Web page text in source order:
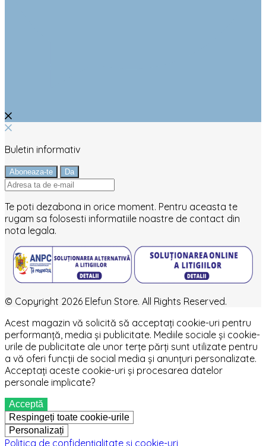
Buletin informativ
Te poti dezabona in orice moment. Pentru aceasta te
rugam sa folosesti informatiile noastre de contact din
nota legala.
© Copyright 2026 Elefun Store. All Rights Reserved.
Acest magazin vă solicită să acceptați cookie-uri pentru
performanță, media și publicitate. Mediile sociale și cookie-
urile de publicitate ale unor terțe părți sunt utilizate pentru
a vă oferi funcții de social media și anunțuri personalizate.
Acceptați aceste cookie-uri și procesarea datelor
personale implicate?
Acceptă
Respingeți toate cookie-urile
Personalizați
Politica de confidențialitate și cookie-uri